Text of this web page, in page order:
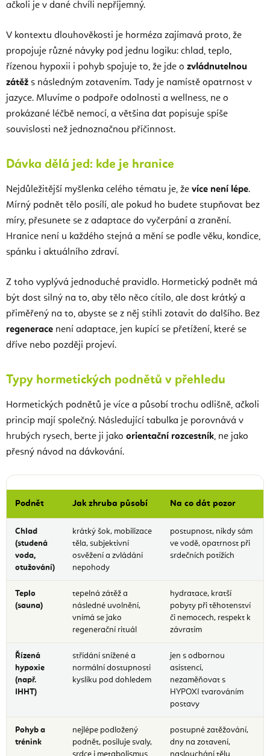
ačkoli je v dané chvíli nepříjemný.
V kontextu dlouhověkosti je horméza zajímavá proto, že
propojuje různé návyky pod jednu logiku: chlad, teplo,
řízenou hypoxii i pohyb spojuje to, že jde o zvládnutelnou
zátěž s následným zotavením. Tady je namístě opatrnost v
jazyce. Mluvíme o podpoře odolnosti a wellness, ne o
prokázané léčbě nemocí, a většina dat popisuje spíše
souvislosti než jednoznačnou příčinnost.
Dávka dělá jed: kde je hranice
Nejdůležitější myšlenka celého tématu je, že více není lépe.
Mírný podnět tělo posílí, ale pokud ho budete stupňovat bez
míry, přesunete se z adaptace do vyčerpání a zranění.
Hranice není u každého stejná a mění se podle věku, kondice,
spánku i aktuálního zdraví.
Z toho vyplývá jednoduché pravidlo. Hormetický podnět má
být dost silný na to, aby tělo něco cítilo, ale dost krátký a
přiměřený na to, abyste se z něj stihli zotavit do dalšího. Bez
regenerace není adaptace, jen kupící se přetížení, které se
dříve nebo později projeví.
Typy hormetických podnětů v přehledu
Hormetických podnětů je více a působí trochu odlišně, ačkoli
princip mají společný. Následující tabulka je porovnává v
hrubých rysech, berte ji jako orientační rozcestník, ne jako
přesný návod na dávkování.
Podnět Jak zhruba působí Na co dát pozor
Chlad
(studená
voda,
otužování)
krátký šok, mobilizace
těla, subjektivní
osvěžení a zvládání
nepohody
postupnost, nikdy sám
ve vodě, opatrnost při
srdečních potížích
Teplo
(sauna)
tepelná zátěž a
následné uvolnění,
vnímá se jako
regenerační rituál
hydratace, kratší
pobyty při těhotenství
či nemocech, respekt k
závratím
Řízená
hypoxie
(např.
IHHT)
střídání snížené a
normální dostupnosti
kyslíku pod dohledem
jen s odbornou
asistencí,
nezaměňovat s
HYPOXI tvarováním
postavy
Pohyb a
trénink
nejlépe podložený
podnět, posiluje svaly,
postupné zatěžování,
dny na zotavení,